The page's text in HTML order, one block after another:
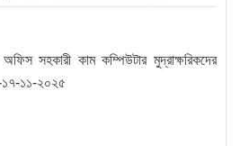
সহকারী কাম কম্পিউটার মুদ্রাক্ষরিকদের
১৭-১১-২০২৫